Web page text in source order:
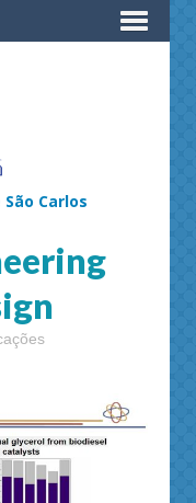
Carlos